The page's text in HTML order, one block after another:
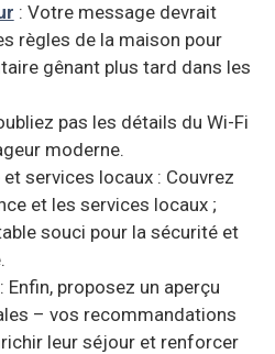
: Votre message devrait
règles de la maison pour
gênant plus tard dans les
pas les détails du Wi-Fi
moderne.
services locaux : Couvrez
et les services locaux ;
souci pour la sécurité et
proposez un aperçu
– vos recommandations
leur séjour et renforcer